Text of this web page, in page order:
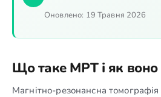
Оновлено: 19 Травня 2026
Що таке МРТ і як
Магнітно-резонансна